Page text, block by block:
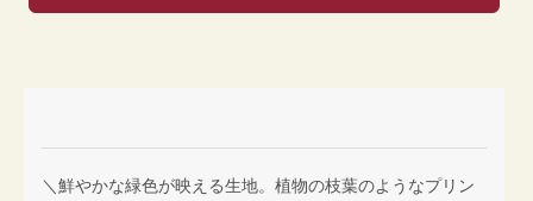
＼鮮やかな緑色が映える生地。植物の枝葉のようなプリン